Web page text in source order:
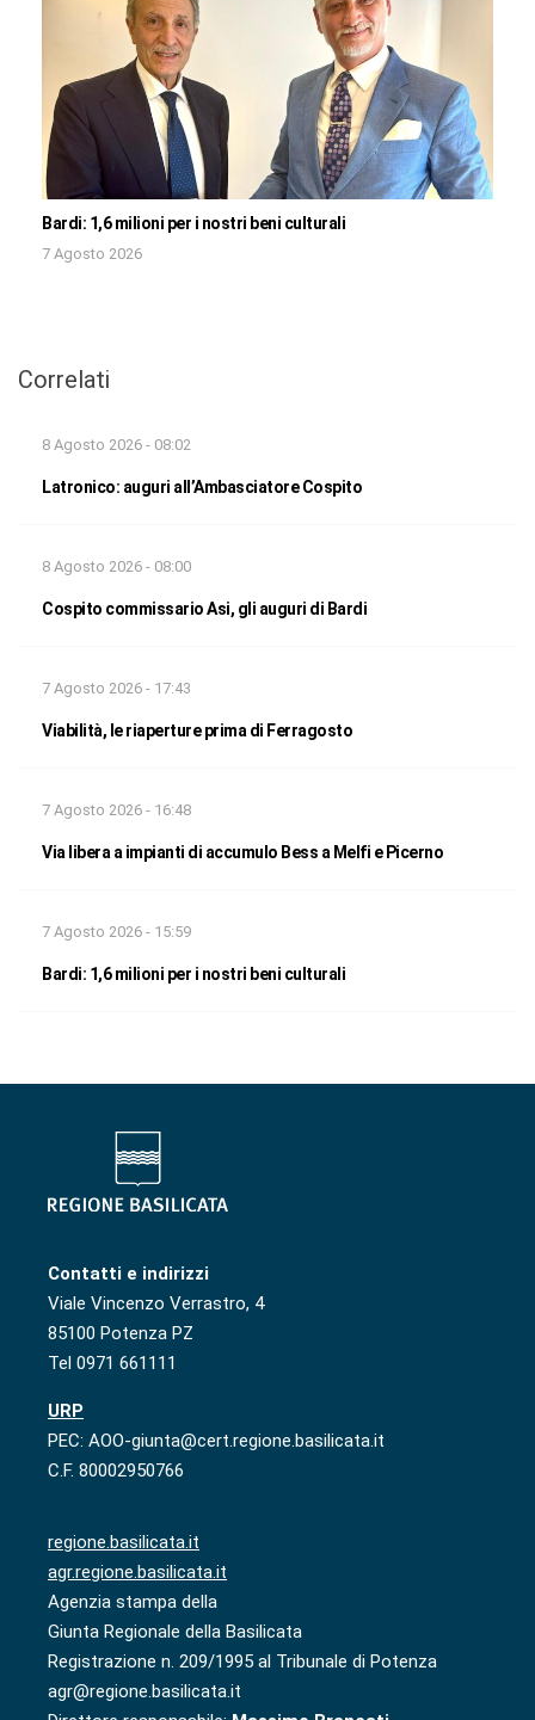
Bardi: 1,6 milioni per i nostri beni culturali
7 Agosto 2026
Correlati
8 Agosto 2026 - 08:02
Latronico: auguri all’Ambasciatore Cospito
8 Agosto 2026 - 08:00
Cospito commissario Asi, gli auguri di Bardi
7 Agosto 2026 - 17:43
Viabilità, le riaperture prima di Ferragosto
7 Agosto 2026 - 16:48
Via libera a impianti di accumulo Bess a Melfi e Picerno
7 Agosto 2026 - 15:59
Bardi: 1,6 milioni per i nostri beni culturali
Contatti e indirizzi
Viale Vincenzo Verrastro, 4
85100 Potenza PZ
Tel 0971 661111
URP
PEC: AOO-giunta@cert.regione.basilicata.it
C.F. 80002950766
regione.basilicata.it
agr.regione.basilicata.it
Agenzia stampa della
Giunta Regionale della Basilicata
Registrazione n. 209/1995 al Tribunale di Potenza
agr@regione.basilicata.it